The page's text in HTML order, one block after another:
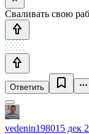
Сваливать свою
Ответить
vedenin198015 дек